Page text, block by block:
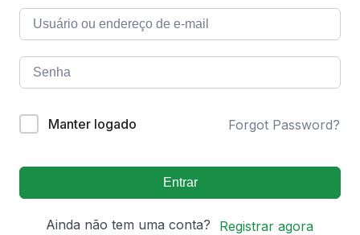
Manter logado Forgot Password?
Entrar
Ainda não tem uma conta? Registrar agora